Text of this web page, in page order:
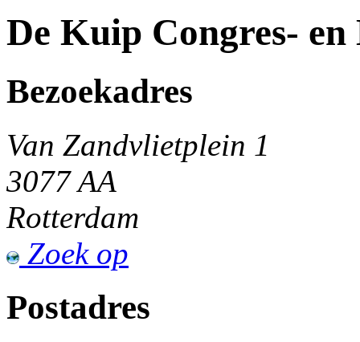
De Kuip Congres-
Bezoekadres
Van Zandvlietplein 1
3077 AA
Rotterdam
Zoek op
Postadres